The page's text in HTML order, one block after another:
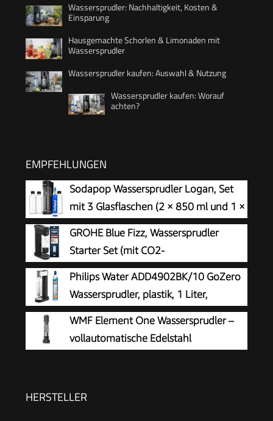
Wassersprudler: Nachhaltigkeit, Kosten &
Einsparung
Hausgemachte Schorlen & Limonaden mit
Wassersprudler
Wassersprudler kaufen: Auswahl & Nutzung
Wassersprudler kaufen: Worauf
achten?
EMPFEHLUNGEN
Sodapop Wassersprudler Logan, Set
mit 3 Glasflaschen (2 × 850 ml und 1 ×
600 ml) und 1 CO₂-Zylinder, Matt
Schwarz, Höhe 42,6 cm
GROHE Blue Fizz, Wassersprudler
Starter Set (mit CO2-
Füllstandsanzeige, 3 einstellbare
Sprudel-Stufen, ohne CO2 Flasche, 1x 0,85l
Wasserflasche + Reinigungspulver), schwarz,
31947K00
Philips Water ADD4902BK/10 GoZero
Wassersprudler, plastik, 1 Liter,
Schwarz
WMF Element One Wassersprudler –
vollautomatische Edelstahl
Sprudelgerät für prickelnden Genuss auf
HERSTELLER